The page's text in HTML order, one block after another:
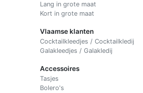
Lang in grote maat
Kort in grote maat
Vlaamse klanten
Cocktailkleedjes / Cocktailkledij
Galakleedjes / Galakledij
Accessoires
Tasjes
Bolero's